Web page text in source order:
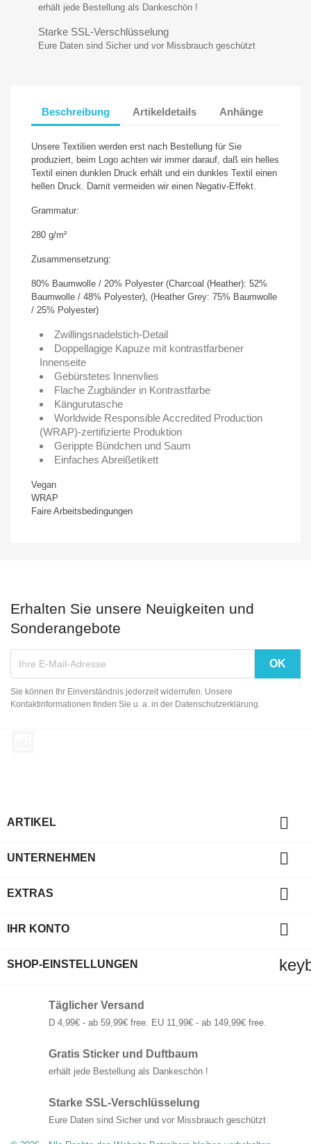
erhält jede Bestellung als Dankeschön !
Starke SSL-Verschlüsselung
Eure Daten sind Sicher und vor Missbrauch geschützt
Beschreibung Artikeldetails Anhänge
Unsere Textilien werden erst nach Bestellung für Sie
produziert, beim Logo achten wir immer darauf, daß ein helles
Textil einen dunklen Druck erhält und ein dunkles Textil einen
hellen Druck. Damit vermeiden wir einen Negativ-Effekt.
Grammatur:
280 g/m²
Zusammensetzung:
80% Baumwolle / 20% Polyester (Charcoal (Heather): 52%
Baumwolle / 48% Polyester), (Heather Grey: 75% Baumwolle
/ 25% Polyester)
Zwillingsnadelstich-Detail
Doppellagige Kapuze mit kontrastfarbener
Innenseite
Gebürstetes Innenvlies
Flache Zugbänder in Kontrastfarbe
Kängurutasche
Worldwide Responsible Accredited Production
(WRAP)-zertifizierte Produktion
Gerippte Bündchen und Saum
Einfaches Abreißetikett
Vegan
WRAP
Faire Arbeitsbedingungen
Erhalten Sie unsere Neuigkeiten und
Sonderangebote
Sie können Ihr Einverständnis jederzeit widerrufen. Unsere
Kontaktinformationen finden Sie u. a. in der Datenschutzerklärung.
ARTIKEL 
UNTERNEHMEN 
EXTRAS 
IHR KONTO 
SHOP-EINSTELLUNGEN
Täglicher Versand
D 4,99€ - ab 59,99€ free. EU 11,99€ - ab 149,99€ free.
Gratis Sticker und Duftbaum
erhält jede Bestellung als Dankeschön !
Starke SSL-Verschlüsselung
Eure Daten sind Sicher und vor Missbrauch geschützt